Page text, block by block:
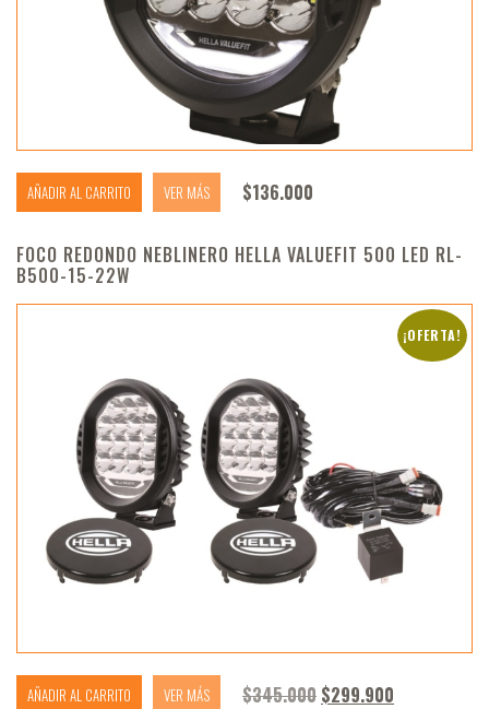
AÑADIR AL CARRITO VER MÁS $136.000
FOCO REDONDO NEBLINERO HELLA VALUEFIT 500 LED RL-
B500-15-22W
¡OFERTA!
AÑADIR AL CARRITO VER MÁS $345.000 El precio original era:
$299.900